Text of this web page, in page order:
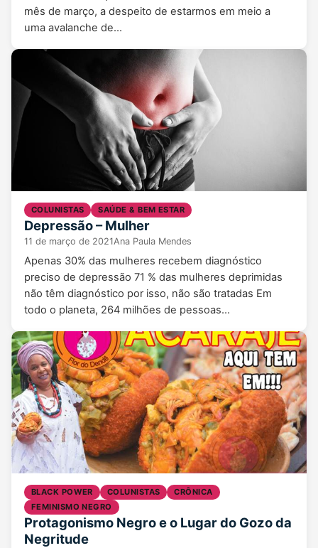
mês de março, a despeito de estarmos em meio a
uma avalanche de…
COLUNISTAS SAÚDE & BEM ESTAR
Depressão – Mulher
11 de março de 2021Ana Paula Mendes
Apenas 30% das mulheres recebem diagnóstico
preciso de depressão 71 % das mulheres deprimidas
não têm diagnóstico por isso, não são tratadas Em
todo o planeta, 264 milhões de pessoas…
BLACK POWER COLUNISTAS
CRÔNICA
FEMINISMO NEGRO
Protagonismo Negro e o Lugar do Gozo da
Negritude